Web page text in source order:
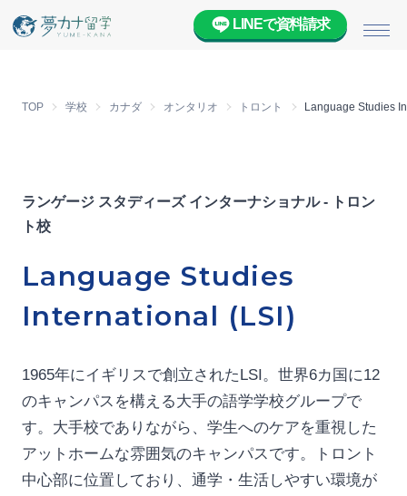
メ
LINEで資料請求
TOP 学校 カナダ オンタリオ トロント Language Studies
ランゲージ スタディーズ インターナショナル - トロン
ト校
Language Studies
International (LSI)
1965年にイギリスで創立されたLSI。世界6カ国に12
のキャンパスを構える大手の語学学校グループで
す。大手校でありながら、学生へのケアを重視した
アットホームな雰囲気のキャンパスです。トロント
中心部に位置しており、通学・生活しやすい環境が